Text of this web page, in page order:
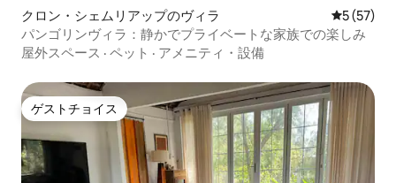
クロン・シェムリアップのヴィラ レビュー
5 (57)
パンゴリンヴィラ：静かでプライベートな家族での楽しみ
屋外スペース · ペット · アメニティ・設備
ゲストチョイス
ゲストチョイス